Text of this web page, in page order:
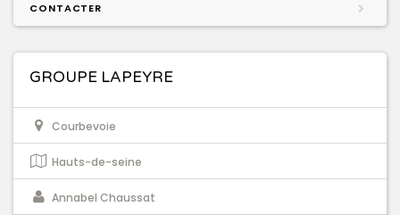
CONTACTER
GROUPE LAPEYRE
Courbevoie
Hauts-de-seine
Annabel Chaussat